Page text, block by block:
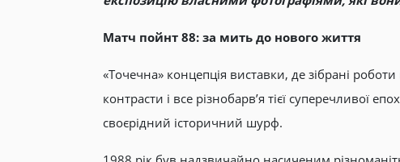
Матч пойнт 88: за мить до нового життя
«Точечна» концепція виставки, де зібрані
контрасти і все різнобарв’я тієї суперечливої
своєрідний історичний шурф.